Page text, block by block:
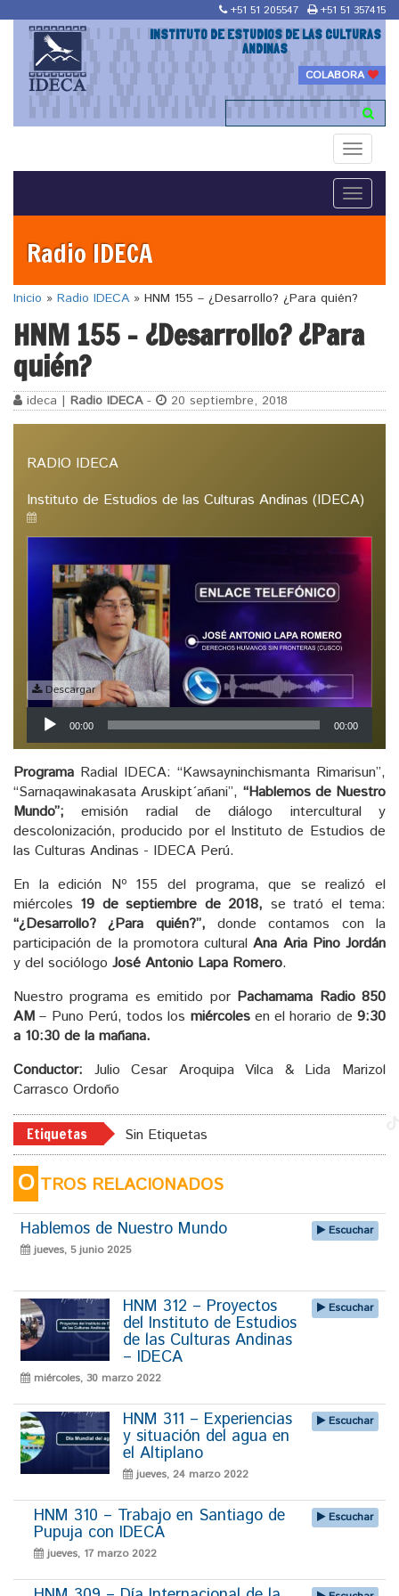
+51 51 205547 +51 51 357415
INSTITUTO DE ESTUDIOS DE LAS CULTURAS
ANDINAS
COLABORA
Toggle
Toggle
Radio IDECA
Inicio » Radio IDECA » HNM 155 – ¿Desarrollo? ¿Para quién?
HNM 155 – ¿Desarrollo? ¿Para
quién?
ideca | Radio IDECA- 20 septiembre, 2018
RADIO IDECA
Instituto de Estudios de las Culturas Andinas (IDECA)
Descargar
Reproductor
de
audio
00:00 00:00
Programa Radial IDECA: “Kawsayninchismanta Rimarisun”,
“Sarnaqawinakasata Aruskipt´añani”, “Hablemos de Nuestro
Mundo”; emisión radial de diálogo intercultural y
descolonización, producido por el Instituto de Estudios de
las Culturas Andinas - IDECA Perú.
En la edición Nº 155 del programa, que se realizó el
miércoles 19 de septiembre de 2018, se trató el tema:
“¿Desarrollo? ¿Para quién?”, donde contamos con la
participación de la promotora culturalAna Aria Pino Jordán
y del sociólogo José Antonio Lapa Romero.
Nuestro programa es emitido por Pachamama Radio 850
AM – Puno Perú, todos los miércoles en el horario de9:30
a 10:30 de la mañana.
Conductor: Julio Cesar Aroquipa Vilca & Lida Marizol
Carrasco Ordoño
Etiquetas Sin Etiquetas
O TROS RELACIONADOS
Hablemos de Nuestro Mundo
jueves, 5 junio 2025
Escuchar
HNM 312 – Proyectos
del Instituto de Estudios
de las Culturas Andinas
– IDECA
miércoles, 30 marzo 2022
Escuchar
HNM 311 – Experiencias
y situación del agua en
el Altiplano
jueves, 24 marzo 2022
Escuchar
HNM 310 – Trabajo en Santiago de
Pupuja con IDECA
jueves, 17 marzo 2022
Escuchar